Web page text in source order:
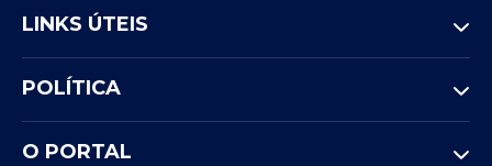
LINKS ÚTEIS
POLÍTICA
O PORTAL